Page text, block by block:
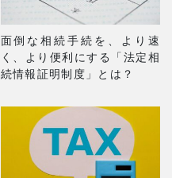
面倒な相続手続を、より速
く、より便利にする「法定相
続情報証明制度」とは？